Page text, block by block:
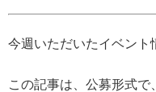
今週いただいたイベント
この記事は、公募形式で、